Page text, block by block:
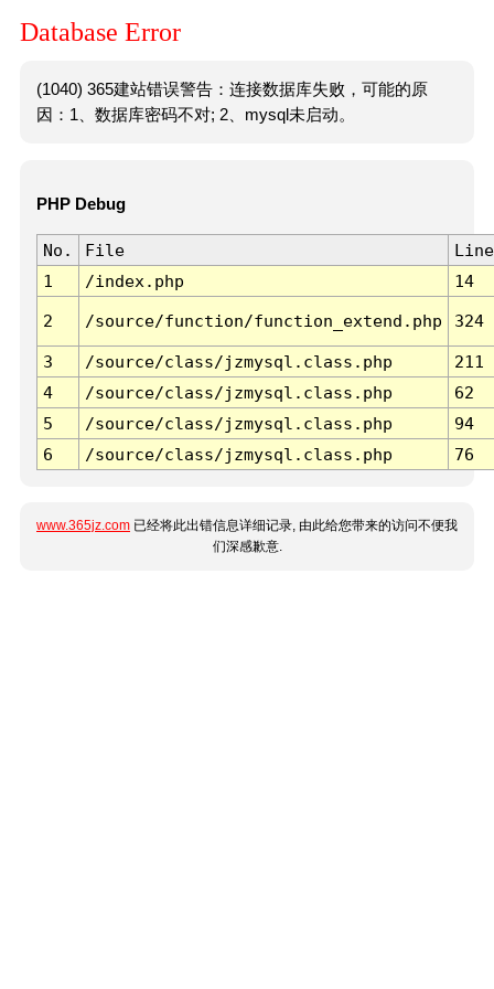
Database Error
(1040) 365建站错误警告：连接数据库失败，可能的原
因：1、数据库密码不对; 2、mysql未启动。
PHP Debug
No. File
Line
1
/index.php 14
2 /source/function/function_extend.php 324
3 /source/class/jzmysql.class.php
211
4
/source/class/jzmysql.class.php
62
5
/source/class/jzmysql.class.php
94
6
/source/class/jzmysql.class.php 76
www.365jz.com 已经将此出错信息详细记录, 由此给您带来的访问不便我
们深感歉意.